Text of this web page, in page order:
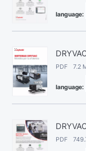
language:
PDF 7.2
language:
PDF